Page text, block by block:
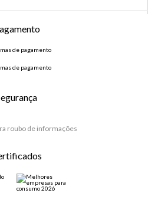
roubo de informações